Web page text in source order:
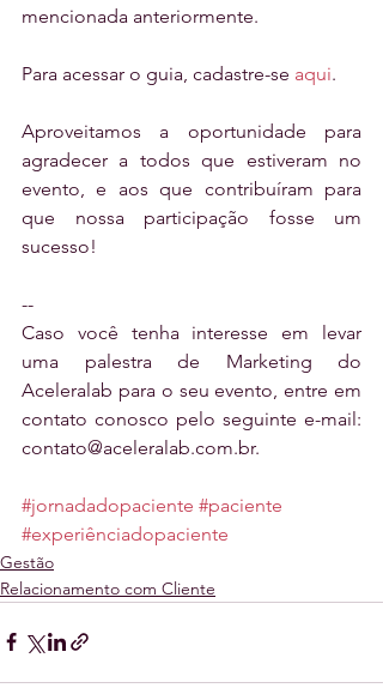
mencionada anteriormente.
Para acessar o guia, cadastre-se aqui.
Aproveitamos a oportunidade para
agradecer a todos que estiveram no
evento, e aos que contribuíram para
que nossa participação fosse um
sucesso!
--
Caso você tenha interesse em levar
uma palestra de Marketing do
Aceleralab para o seu evento, entre em
contato conosco pelo seguinte e-mail:
contato@aceleralab.com.br.
#jornadadopaciente #paciente
#experiênciadopaciente
Gestão
Relacionamento com Cliente